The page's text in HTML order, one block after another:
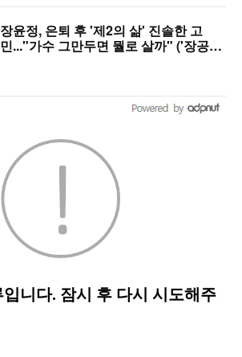
장윤정, 은퇴 후 '제2의 삶' 진솔한 고
민..."가수 그만두면 뭘로 살까" ('장공장